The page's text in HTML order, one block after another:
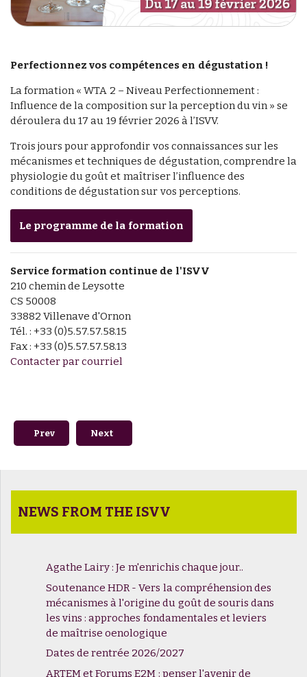
Perfectionnez vos compétences en dégustation !
La formation « WTA 2 – Niveau Perfectionnement :
Influence de la composition sur la perception du vin » se
déroulera du 17 au 19 février 2026 à l’ISVV.
Trois jours pour approfondir vos connaissances sur les
mécanismes et techniques de dégustation, comprendre la
physiologie du goût et maîtriser l’influence des
conditions de dégustation sur vos perceptions.
Le programme de la formation
Service formation continue de l'ISVV
210 chemin de Leysotte
CS 50008
33882 Villenave d'Ornon
Tél. : +33 (0)5.57.57.58.15
Fax : +33 (0)5.57.57.58.13
Contacter par courriel
Previous article: LabCom Biophysa : un partenariat
Prev Next article: VITAE – Cultiver la vigne sans
Next
NEWS FROM THE ISVV
Agathe Lairy : Je m'enrichis chaque jour..
Soutenance HDR - Vers la compréhension des
mécanismes à l'origine du goût de souris dans
les vins : approches fondamentales et leviers
de maîtrise oenologique
Dates de rentrée 2026/2027
ARTEM et Forums E2M : penser l'avenir de